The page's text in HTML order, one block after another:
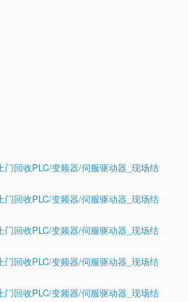
门回收PLC/变频器/伺服驱动器_现场结
门回收PLC/变频器/伺服驱动器_现场结
门回收PLC/变频器/伺服驱动器_现场结
门回收PLC/变频器/伺服驱动器_现场结
门回收PLC/变频器/伺服驱动器_现场结